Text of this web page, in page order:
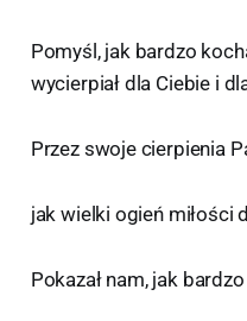
Pomyśl, jak bardzo
wycierpiał dla Ciebie i
Przez swoje cierpienia
jak wielki ogień miłości
Pokazał nam, jak